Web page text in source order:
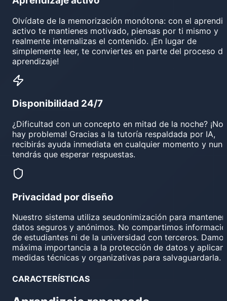
Olvídate de la memorización monótona: con el
activo te mantienes motivado, piensas por ti mismo y
realmente internalizas el contenido. ¡En lugar de
simplemente leer, te conviertes en parte del proceso de
aprendizaje!
Disponibilidad 24/7
¿Dificultad con un concepto en mitad de la noche? ¡No
hay problema! Gracias a la tutoría respaldada por IA,
recibirás ayuda inmediata en cualquier momento y
tendrás que esperar respuestas.
Privacidad por diseño
Nuestro sistema utiliza seudonimización para
datos seguros y anónimos. No compartimos
de estudiantes ni de la universidad con terceros.
máxima importancia a la protección de datos y
medidas técnicas y organizativas para salvaguardarla.
CARACTERÍSTICAS